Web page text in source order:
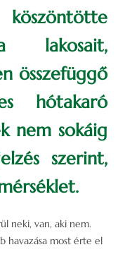
lakosait,
összefüggő
hótakaró
nem sokáig
szerint,
neki, van, aki nem.
havazása most érte el